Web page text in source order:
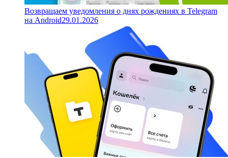
Возвращаем уведомления о днях рождениях в Telegram
на Android29.01.2026